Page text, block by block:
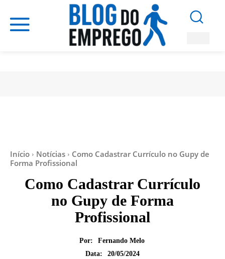
Início Notícias
Como Cadastrar Currículo no Gupy de
Forma Profissional
Como Cadastrar Currículo
no Gupy de Forma
Profissional
Por:
Fernando Melo
Data:
20/05/2024